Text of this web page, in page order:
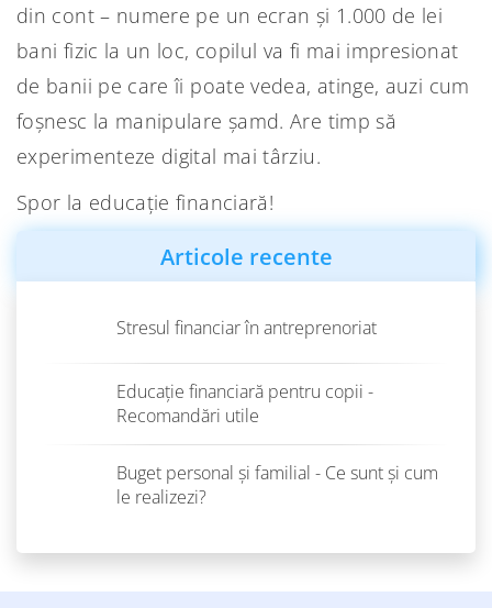
din cont – numere pe un ecran și 1.000 de lei
bani fizic la un loc, copilul va fi mai impresionat
de banii pe care îi poate vedea, atinge, auzi cum
foșnesc la manipulare șamd. Are timp să
experimenteze digital mai târziu.
Spor la educație financiară!
Articole recente
Stresul financiar în antreprenoriat
Educație financiară pentru copii -
Recomandări utile
Buget personal și familial - Ce sunt și cum
le realizezi?